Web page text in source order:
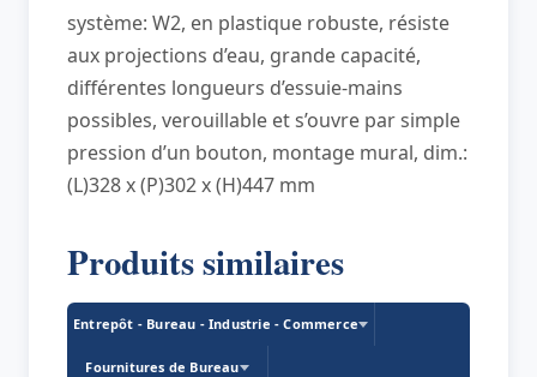
système: W2, en plastique robuste, résiste
aux projections d’eau, grande capacité,
différentes longueurs d’essuie-mains
possibles, verouillable et s’ouvre par simple
pression d’un bouton, montage mural, dim.:
(L)328 x (P)302 x (H)447 mm
Produits similaires
Entrepôt - Bureau - Industrie - Commerce
Fournitures de Bureau